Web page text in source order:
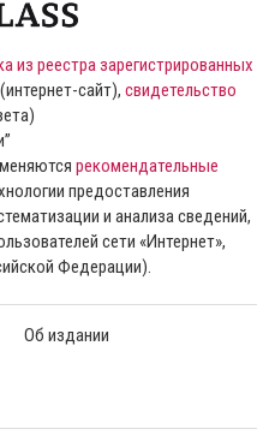
из реестра зарегистрированных
сайт), свидетельство
рекомендательные
предоставления
и анализа сведений,
сети «Интернет»,
Федерации).
Об издании